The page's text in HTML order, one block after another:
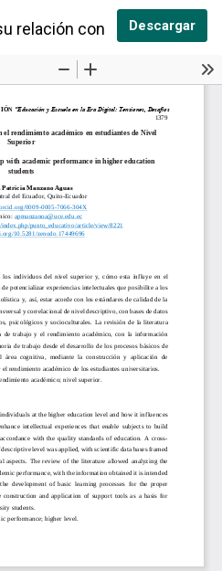
artículo
relación con el Descargar